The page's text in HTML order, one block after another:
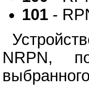
101 -
NRPN,